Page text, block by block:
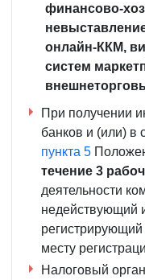
финансово-
онлайн-ККМ,
систем
При получении
банков и (или) в
пункта 5
течение 3
деятельности
недействующий
регистрирующий
месту
Налоговый